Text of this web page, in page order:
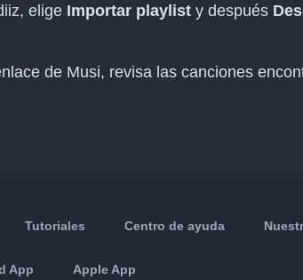
elige Importar playlist y después
de Musi, revisa las canciones
Tutoriales Centro de ayuda
App Apple App